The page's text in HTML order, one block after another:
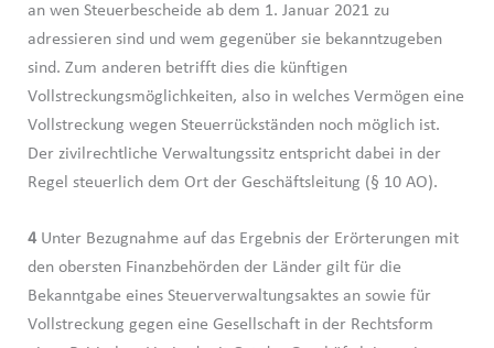
an wen Steuerbescheide ab dem 1. Januar 2021 zu
adressieren sind und wem gegenüber sie bekanntzugeben
sind. Zum anderen betrifft dies die künftigen
Vollstreckungsmöglichkeiten, also in welches Vermögen eine
Vollstreckung wegen Steuerrückständen noch möglich ist.
Der zivilrechtliche Verwaltungssitz entspricht dabei in der
Regel steuerlich dem Ort der Geschäftsleitung (§ 10 AO).
4Unter Bezugnahme auf das Ergebnis der Erörterungen mit
den obersten Finanzbehörden der Länder gilt für die
Bekanntgabe eines Steuerverwaltungsaktes an sowie für
Vollstreckung gegen eine Gesellschaft in der Rechtsform